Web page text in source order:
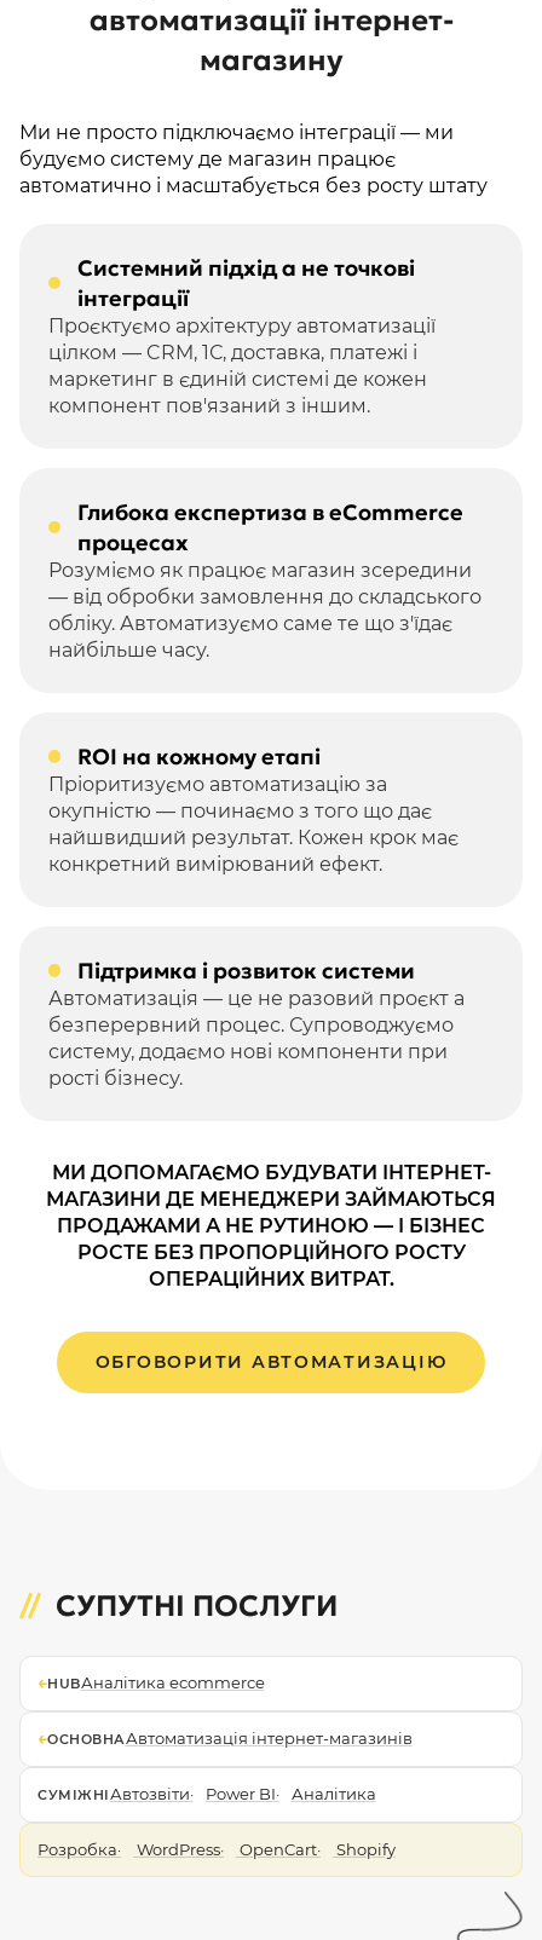
автоматизації інтернет-
магазину
Ми не просто підключаємо інтеграції — ми
будуємо систему де магазин працює
автоматично і масштабується без росту штату
Системний підхід а не точкові
інтеграції
Проєктуємо архітектуру автоматизації
цілком — CRM, 1С, доставка, платежі і
маркетинг в єдиній системі де кожен
компонент пов'язаний з іншим.
Глибока експертиза в eCommerce
процесах
Розуміємо як працює магазин зсередини
— від обробки замовлення до складського
обліку. Автоматизуємо саме те що з'їдає
найбільше часу.
ROI на кожному етапі
Пріоритизуємо автоматизацію за
окупністю — починаємо з того що дає
найшвидший результат. Кожен крок має
конкретний вимірюваний ефект.
Підтримка і розвиток системи
Автоматизація — це не разовий проєкт а
безперервний процес. Супроводжуємо
систему, додаємо нові компоненти при
рості бізнесу.
МИ ДОПОМАГАЄМО БУДУВАТИ ІНТЕРНЕТ-
МАГАЗИНИ ДЕ МЕНЕДЖЕРИ ЗАЙМАЮТЬСЯ
ПРОДАЖАМИ А НЕ РУТИНОЮ — І БІЗНЕС
РОСТЕ БЕЗ ПРОПОРЦІЙНОГО РОСТУ
ОПЕРАЦІЙНИХ ВИТРАТ.
ОБГОВОРИТИ АВТОМАТИЗАЦІЮ
СУПУТНІ ПОСЛУГИ
←HUBАналітика ecommerce
←ОСНОВНААвтоматизація інтернет-магазинів
СУМІЖНІАвтозвіти Power BI Аналітика
Розробка WordPress OpenCart Shopify